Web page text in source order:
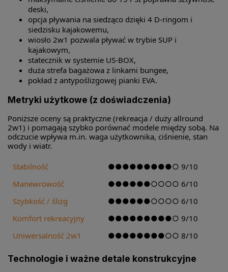
deski,
opcja pływania na siedząco dzięki 4 D-ringom i
siedzisku kajakowemu,
wiosło 2w1 pozwala pływać w trybie SUP i
kajakowym,
statecznik w systemie US-BOX,
duża strefa bagażowa z linkami bungee,
pokład z antypoślizgowej pianki EVA.
Metryki użytkowe (z doświadczenia)
Poniższe oceny są praktyczne (rekreacja / duży allround
2w1) i pomagają szybko porównać modele między sobą. Na
odczucie wpływa m.in. waga użytkownika, ciśnienie, stan
wody i wiatr.
Stabilność
●●●●●●●●●○ 9/10
Manewrowość
●●●●●●○○○○ 6/10
Szybkość / ślizg
●●●●●●○○○○ 6/10
Komfort rekreacyjny
●●●●●●●●●○ 9/10
Uniwersalność 2w1
●●●●●●●●○○ 8/10
Technologie i ważne detale konstrukcyjne